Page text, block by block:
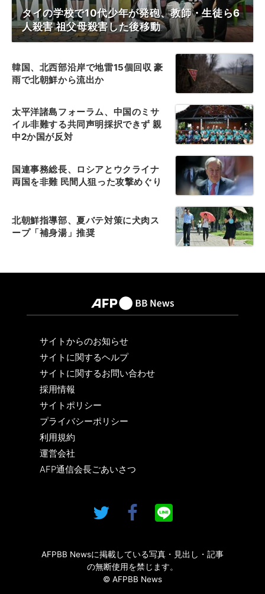
タイの学校で10代少年が発砲、教師・生徒ら6
人殺害 祖父母殺害した後移動
韓国、北西部沿岸で地雷15個回収 豪
雨で北朝鮮から流出か
太平洋諸島フォーラム、中国のミサ
イル非難する共同声明採択できず 親
中2か国が反対
国連事務総長、ロシアとウクライナ
両国を非難 民間人狙った攻撃めぐり
北朝鮮指導部、夏バテ対策に犬肉ス
ープ「補身湯」推奨
サイトからのお知らせ
サイトに関するヘルプ
サイトに関するお問い合わせ
採用情報
サイトポリシー
プライバシーポリシー
利用規約
運営会社
AFP通信会長ごあいさつ
AFPBB Newsに掲載している写真・見出し・記事
の無断使用を禁じます。
© AFPBB News